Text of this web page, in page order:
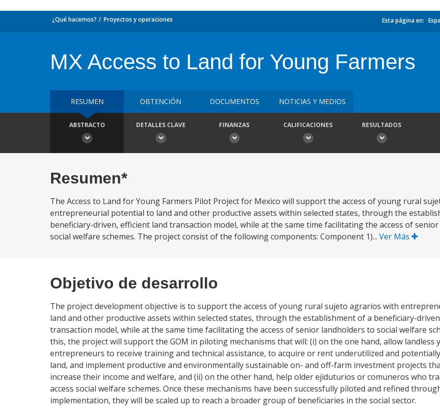
¿Qué hacemos? Proyectos y operaciones Esta página en:
MX Access to Land for Young Farmers
RESUMEN OBTENCIÓN DOCUMENTOS NOTICIAS Y MEDIOS
ABSTRACTO DETALLES CLAVE FINANZAS CALIFICACIONES RESULTADOS
Resumen*
The Access to Land for Young Farmers Pilot Project for Mexico will support the access of young rural
entrepreneurial potential to land and other productive assets within selected states, through the
beneficiary-driven, efficient land transaction model, while at the same time facilitating the access of
social welfare schemes. The project consist of the following components: Component 1)... Ver Más
Objetivo de desarrollo
The project development objective is to support the access of young rural sujeto agrarios with
land and other productive assets within selected states, through the establishment of a beneficiary-
transaction model, while at the same time facilitating the access of senior landholders to social welfare
this, the project will support the GOM in piloting mechanisms that will: (i) on the one hand, allow landless
entrepreneurs to receive training and technical assistance, to acquire or rent underutilized and
land, and implement productive and environmentally sustainable on- and off-farm investment projects
increase their income and welfare, and (ii) on the other hand, help older ejiduturios or comuneros who
access social welfare schemes. Once these mechanisms have been successfully piloted and refined
implementation, they will be scaled up to reach a broader group of beneficiaries in the social sector.